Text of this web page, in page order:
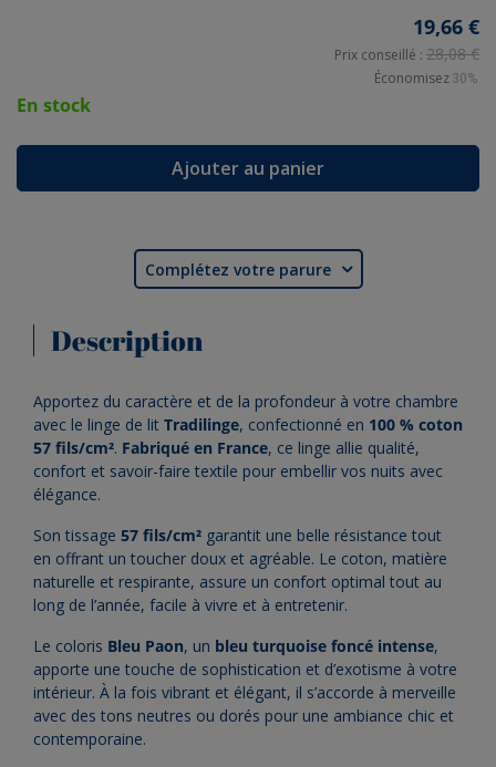
19,66 €
Prix conseillé : 28,08 €
Économisez 30%
En stock
Ajouter au panier
Complétez votre parure 
Description
Apportez du caractère et de la profondeur à votre chambre
avec le linge de lit Tradilinge, confectionné en 100 % coton
57 fils/cm². Fabriqué en France, ce linge allie qualité,
confort et savoir-faire textile pour embellir vos nuits avec
élégance.
Son tissage 57 fils/cm² garantit une belle résistance tout
en offrant un toucher doux et agréable. Le coton, matière
naturelle et respirante, assure un confort optimal tout au
long de l’année, facile à vivre et à entretenir.
Le coloris Bleu Paon, un bleu turquoise foncé intense,
apporte une touche de sophistication et d’exotisme à votre
intérieur. À la fois vibrant et élégant, il s’accorde à merveille
avec des tons neutres ou dorés pour une ambiance chic et
contemporaine.